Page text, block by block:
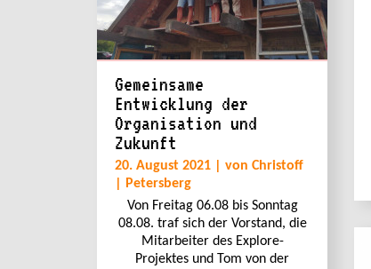
Gemeinsame
Entwicklung der
Organisation und
Zukunft
20. August 2021 | von Christoff
| Petersberg
Von Freitag 06.08 bis Sonntag
08.08. traf sich der Vorstand, die
Mitarbeiter des Explore-
Projektes und Tom von der